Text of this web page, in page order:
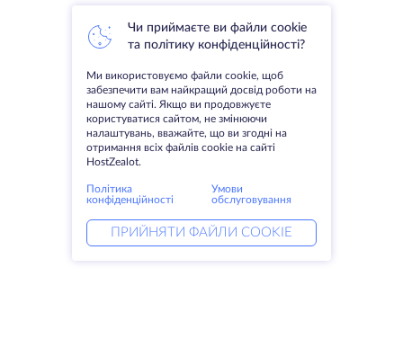
Чи приймаєте ви файли cookie
та політику конфіденційності?
Ми використовуємо файли cookie, щоб
забезпечити вам найкращий досвід роботи на
нашому сайті. Якщо ви продовжуєте
користуватися сайтом, не змінюючи
налаштувань, вважайте, що ви згодні на
отримання всіх файлів cookie на сайті
HostZealot.
Політика
конфіденційності
Умови
обслуговування
ПРИЙНЯТИ ФАЙЛИ COOKIE